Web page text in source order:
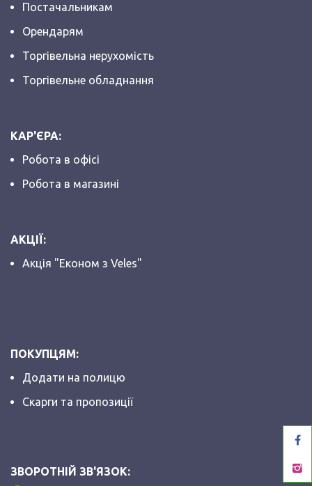
Постачальникам
Орендарям
Торгівельна нерухомість
Торгівельне обладнання
КАР'ЄРА:
Робота в офісі
Робота в магазині
АКЦІЇ:
Акція "Економ з Veles"
ПОКУПЦЯМ:
Додати на полицю
Скарги та пропозиції
ЗВОРОТНІЙ ЗВ'ЯЗОК: